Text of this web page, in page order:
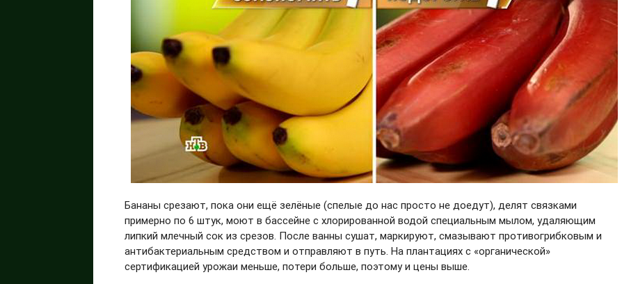
Бананы срезают, пока они ещё зелёные (спелые до нас просто не доедут), делят связками
примерно по 6 штук, моют в бассейне с хлорированной водой специальным мылом, удаляющим
липкий млечный сок из срезов. После ванны сушат, маркируют, смазывают противогрибковым и
антибактериальным средством и отправляют в путь. На плантациях с «органической»
сертификацией урожаи меньше, потери больше, поэтому и цены выше.